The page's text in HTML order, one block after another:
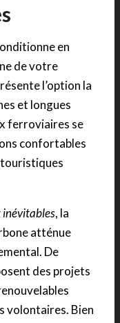
en
de votre
l’option la
et longues
ferroviaires se
confortables
, la
atténue
De
des projets
volontaires. Bien